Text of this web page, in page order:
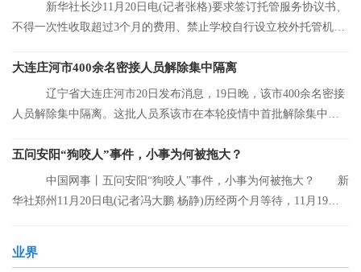
新华社长沙11月20日电(记者张格)要求签订托管服务协议书、
不得一次性收取超过3个月的费用、禁止学校自行设立校外托管机
大连庄河市400余名密接人员解除集中隔离
辽宁省大连庄河市20日发布消息，19日晚，该市400余名密接
人员解除集中隔离。这批人员系该市在本轮疫情中首批解除集中隔
五问安阳“狗咬人”事件，小事为何被拖大？
中国网事丨五问安阳“狗咬人”事件，小事为何被拖大？ 新
华社郑州11月20日电(记者冯大鹏 杨静)历经两个月等待，11月19日
业界